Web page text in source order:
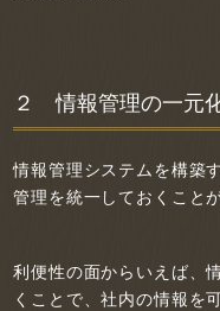
２ 情報管理の一元
情報管理システムを構築
管理を統一しておくこと
利便性の面からいえば、
くことで、社内の情報を